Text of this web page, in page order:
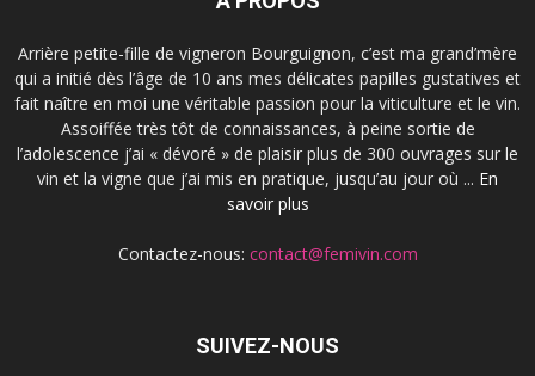
Arrière petite-fille de vigneron Bourguignon, c’est ma grand’mère
qui a initié dès l’âge de 10 ans mes délicates papilles gustatives et
fait naître en moi une véritable passion pour la viticulture et le vin.
Assoiffée très tôt de connaissances, à peine sortie de
l’adolescence j’ai « dévoré » de plaisir plus de 300 ouvrages sur le
vin et la vigne que j’ai mis en pratique, jusqu’au jour où ... En
savoir plus
Contactez-nous: contact@femivin.com
SUIVEZ-NOUS